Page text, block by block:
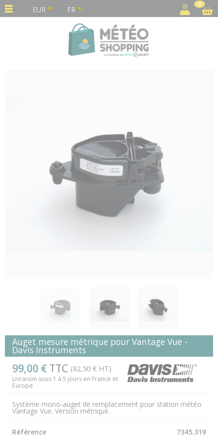
EUR FR
0
Auget mesure métrique pour Vantage Vue -
Davis Instruments
99,00 € TTC (82,50 € HT)
Livraison sous 1 à 5 jours en France et
Europe
Système mono-auget de remplacement pour station météo
Vantage Vue. Version métrique.
Référence 7345.319
Panneau de gestion des cookies